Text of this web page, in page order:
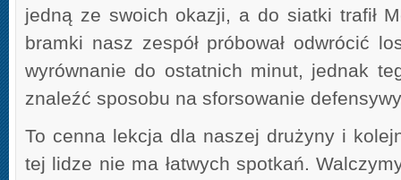
jedną ze swoich okazji, a do siatki trafił
bramki nasz zespół próbował odwrócić
wyrównanie do ostatnich minut, jednak
znaleźć sposobu na sforsowanie defensywy
To cenna lekcja dla naszej drużyny i
tej lidze nie ma łatwych spotkań.